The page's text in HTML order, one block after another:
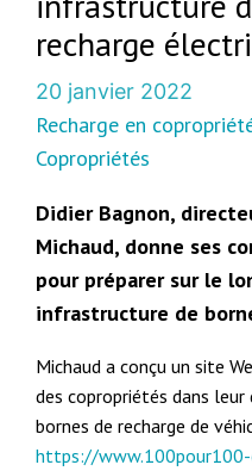
recharge
20 janvier 2022
Recharge en
Copropriétés
Didier Bagnon,
Michaud, donne ses
pour préparer sur le
infrastructure de
Michaud a conçu un site
des copropriétés dans
bornes de recharge de
https://